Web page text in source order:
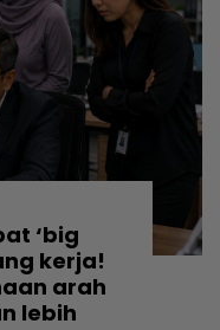
‘big
kerja!
arah
lebih